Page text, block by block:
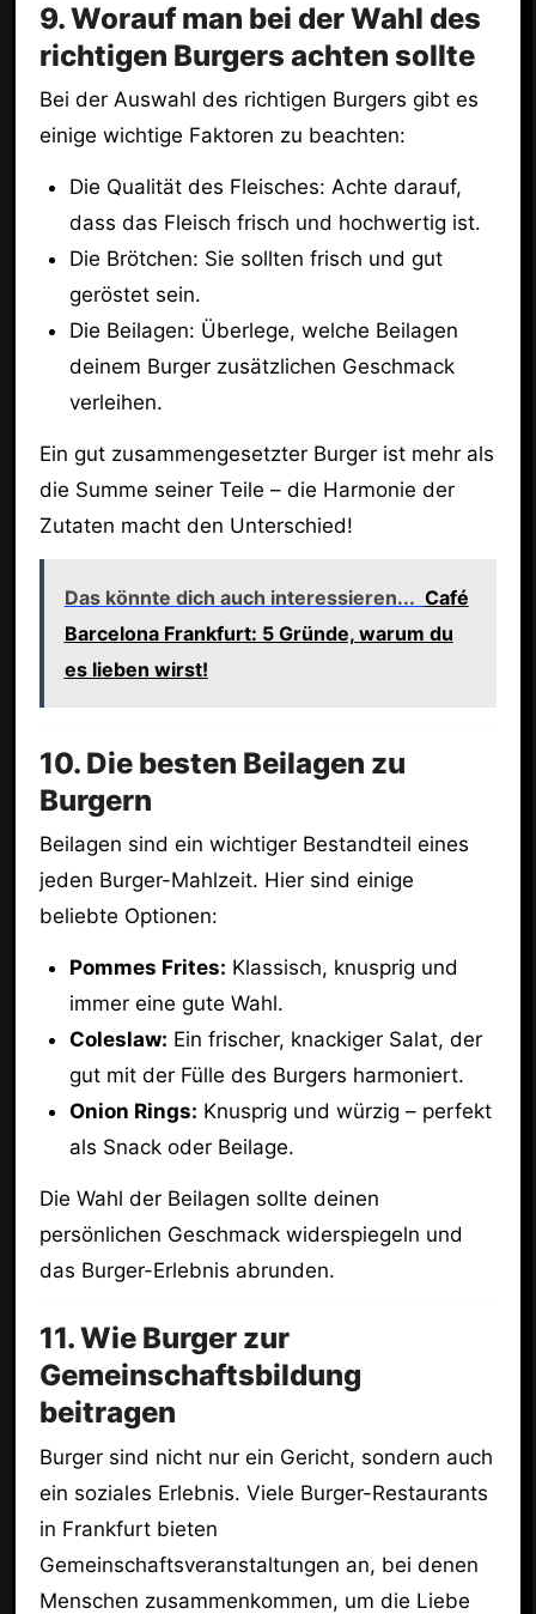
9. Worauf man bei der Wahl des
richtigen Burgers achten sollte
Bei der Auswahl des richtigen Burgers gibt es
einige wichtige Faktoren zu beachten:
Die Qualität des Fleisches: Achte darauf,
dass das Fleisch frisch und hochwertig ist.
Die Brötchen: Sie sollten frisch und gut
geröstet sein.
Die Beilagen: Überlege, welche Beilagen
deinem Burger zusätzlichen Geschmack
verleihen.
Ein gut zusammengesetzter Burger ist mehr als
die Summe seiner Teile – die Harmonie der
Zutaten macht den Unterschied!
Das könnte dich auch interessieren... Café
Barcelona Frankfurt: 5 Gründe, warum du
es lieben wirst!
10. Die besten Beilagen zu
Burgern
Beilagen sind ein wichtiger Bestandteil eines
jeden Burger-Mahlzeit. Hier sind einige
beliebte Optionen:
Pommes Frites: Klassisch, knusprig und
immer eine gute Wahl.
Coleslaw: Ein frischer, knackiger Salat, der
gut mit der Fülle des Burgers harmoniert.
Onion Rings: Knusprig und würzig – perfekt
als Snack oder Beilage.
Die Wahl der Beilagen sollte deinen
persönlichen Geschmack widerspiegeln und
das Burger-Erlebnis abrunden.
11. Wie Burger zur
Gemeinschaftsbildung
beitragen
Burger sind nicht nur ein Gericht, sondern auch
ein soziales Erlebnis. Viele Burger-Restaurants
in Frankfurt bieten
Gemeinschaftsveranstaltungen an, bei denen
Menschen zusammenkommen, um die Liebe